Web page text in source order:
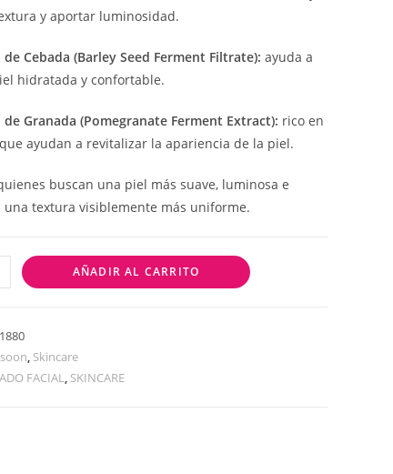
y aportar luminosidad.
Cebada (Barley Seed Ferment Filtrate): ayuda a
hidratada y confortable.
de Granada (Pomegranate Ferment Extract): rico en
ayudan a revitalizar la apariencia de la piel.
buscan una piel más suave, luminosa e
una textura visiblemente más uniforme.
AÑADIR AL CARRITO
, Skincare
FACIAL, SKINCARE